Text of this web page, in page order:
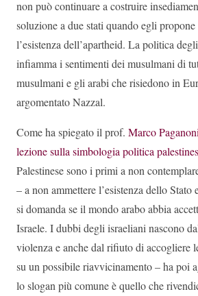
non può continuare a costruire
soluzione a due stati quando egli
l’esistenza dell’apartheid. La politica
infiamma i sentimenti dei musulmani di
musulmani e gli arabi che risiedono in
argomentato Nazzal.
Come ha spiegato il prof. Marco
lezione sulla simbologia politica
Palestinese sono i primi a non
– a non ammettere l’esistenza dello
si domanda se il mondo arabo abbia
Israele. I dubbi degli israeliani nascono
violenza e anche dal rifiuto di accogliere
su un possibile riavvicinamento – ha poi
lo slogan più comune è quello che